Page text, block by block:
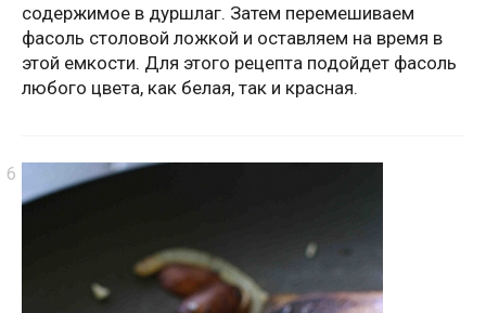
содержимое в дуршлаг. Затем перемешиваем
фасоль столовой ложкой и оставляем на время в
этой емкости. Для этого рецепта подойдет фасоль
любого цвета, как белая, так и красная.